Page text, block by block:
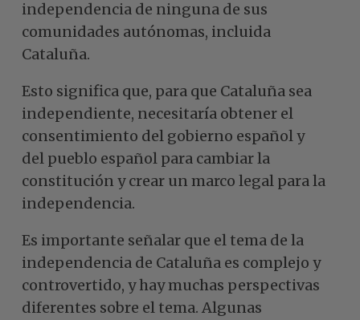
independencia de ninguna de sus
comunidades autónomas, incluida
Cataluña.
Esto significa que, para que Cataluña sea
independiente, necesitaría obtener el
consentimiento del gobierno español y
del pueblo español para cambiar la
constitución y crear un marco legal para la
independencia.
Es importante señalar que el tema de la
independencia de Cataluña es complejo y
controvertido, y hay muchas perspectivas
diferentes sobre el tema. Algunas